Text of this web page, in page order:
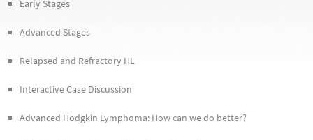
Early Stages
Advanced Stages
Relapsed and Refractory HL
Interactive Case Discussion
Advanced Hodgkin Lymphoma: How can we do better?